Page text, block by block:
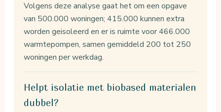
Volgens deze analyse gaat het om een opgave
van 500.000 woningen; 415.000 kunnen extra
worden geisoleerd en er is ruimte voor 466.000
warmtepompen, samen gemiddeld 200 tot 250
woningen per werkdag.
Helpt isolatie met biobased materialen
dubbel?